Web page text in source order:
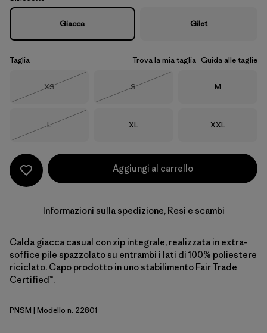
Giacca Gilet
Taglia Trova la mia taglia Guida alle taglie
Taglia
XS
Taglia
S
Taglia
M
Taglia
L
Taglia
XL Taglia
XXL
Aggiungi al carrello
Informazioni sulla spedizione, Resi e scambi
Calda giacca casual con zip integrale, realizzata in extra-
soffice pile spazzolato su entrambi i lati di 100% poliestere
riciclato. Capo prodotto in uno stabilimento Fair Trade
Certified™.
Pelican w/Smolder Blue
PNSM | Modello n. 22801